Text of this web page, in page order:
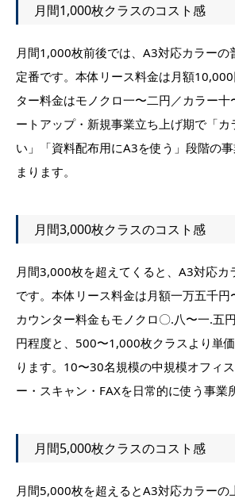
月間1,000枚クラスのコスト感
月間1,000枚前後では、A3対応カラーの
定番です。本体リース料金は月額
ター料金はモノクロ一〜二円／カラー十
ートアップ・新規事業立ち上げ期で「カ
い」「資料配布用にA3を使う」段階の
まります。
月間3,000枚クラスのコスト感
月間3,000枚を超えてくると、A3対応カ
です。本体リース料金は月額一万五千円
カウンター料金もモノクロ〇.八〜一.五
円程度と、500〜1,000枚クラスより単
ります。10〜30名規模の中規模オフィ
ー・スキャン・FAXを日常的に使う事業
月間5,000枚クラスのコスト感
月間5,000枚を超えるとA3対応カラーの